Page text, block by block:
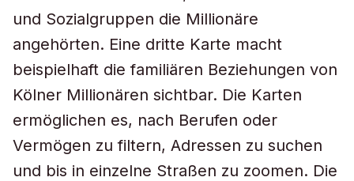
und Sozialgruppen die Millionäre
angehörten. Eine dritte Karte macht
beispielhaft die familiären Beziehungen von
Kölner Millionären sichtbar. Die Karten
ermöglichen es, nach Berufen oder
Vermögen zu filtern, Adressen zu suchen
und bis in einzelne Straßen zu zoomen. Die